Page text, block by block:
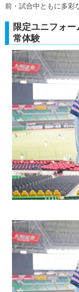
前・試合中ともに多彩
限定ユニフォ
常体験